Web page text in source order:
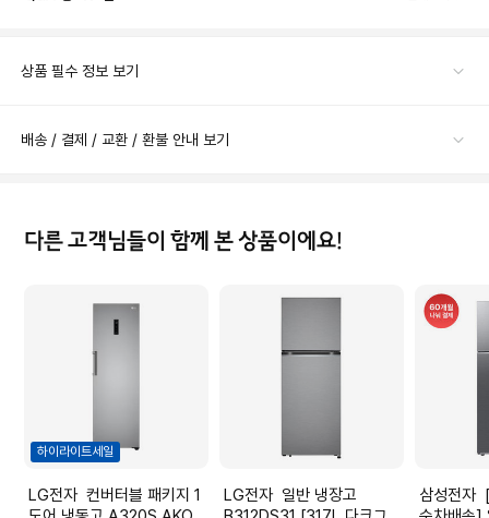
상품 필수 정보 보기
배송 / 결제 / 교환 / 환불 안내 보기
다른 고객님들이 함께 본 상품이에요!
하이라이트세일
LG전자 컨버터블 패키지 1
LG전자 일반 냉장고
삼성전자 [9월 1주차 이후